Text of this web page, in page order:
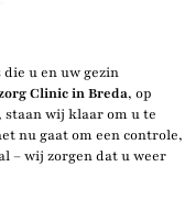
u en uw gezin
Clinic in Breda, op
wij klaar om u te
nu gaat om een controle,
– wij zorgen dat u weer